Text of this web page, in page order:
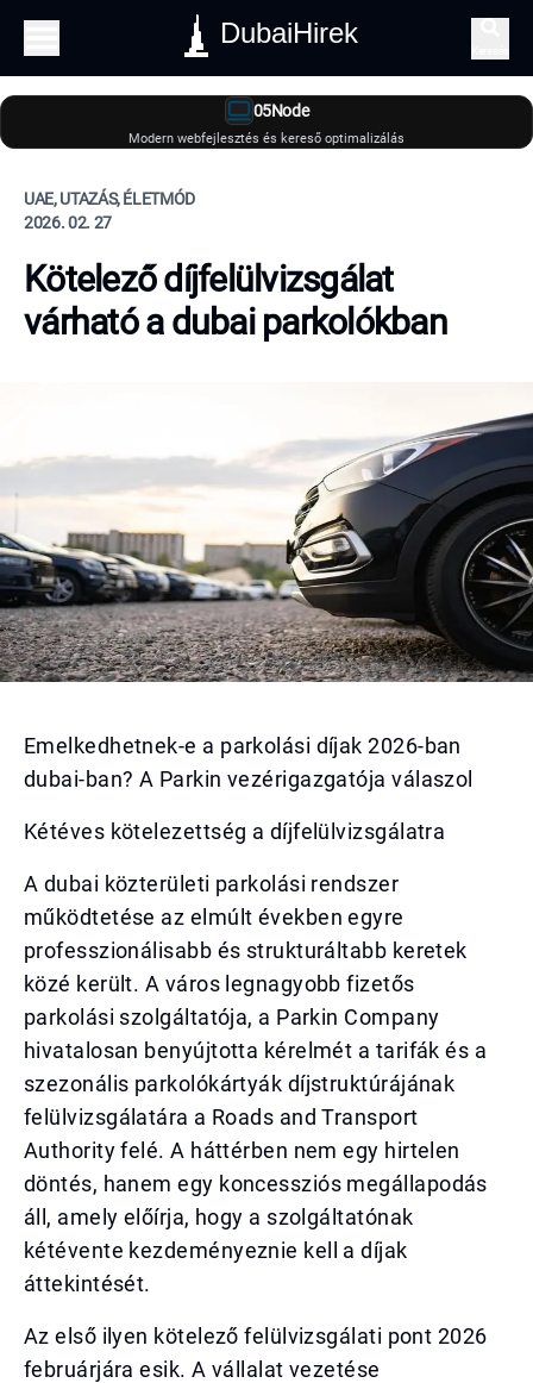
DubaiHirek
05Node
Modern webfejlesztés és kereső optimalizálás
UAE, UTAZÁS, ÉLETMÓD
2026. 02. 27
Kötelező díjfelülvizsgálat
várható a dubai parkolókban
Emelkedhetnek-e a parkolási díjak 2026-ban
dubai-ban? A Parkin vezérigazgatója válaszol
Kétéves kötelezettség a díjfelülvizsgálatra
A dubai közterületi parkolási rendszer
működtetése az elmúlt években egyre
professzionálisabb és strukturáltabb keretek
közé került. A város legnagyobb fizetős
parkolási szolgáltatója, a Parkin Company
hivatalosan benyújtotta kérelmét a tarifák és a
szezonális parkolókártyák díjstruktúrájának
felülvizsgálatára a Roads and Transport
Authority felé. A háttérben nem egy hirtelen
döntés, hanem egy koncessziós megállapodás
áll, amely előírja, hogy a szolgáltatónak
kétévente kezdeményeznie kell a díjak
áttekintését.
Az első ilyen kötelező felülvizsgálati pont 2026
februárjára esik. A vállalat vezetése